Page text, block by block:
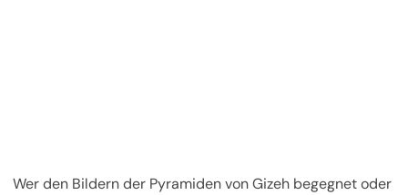
Wer den Bildern der Pyramiden von Gizeh begegnet oder